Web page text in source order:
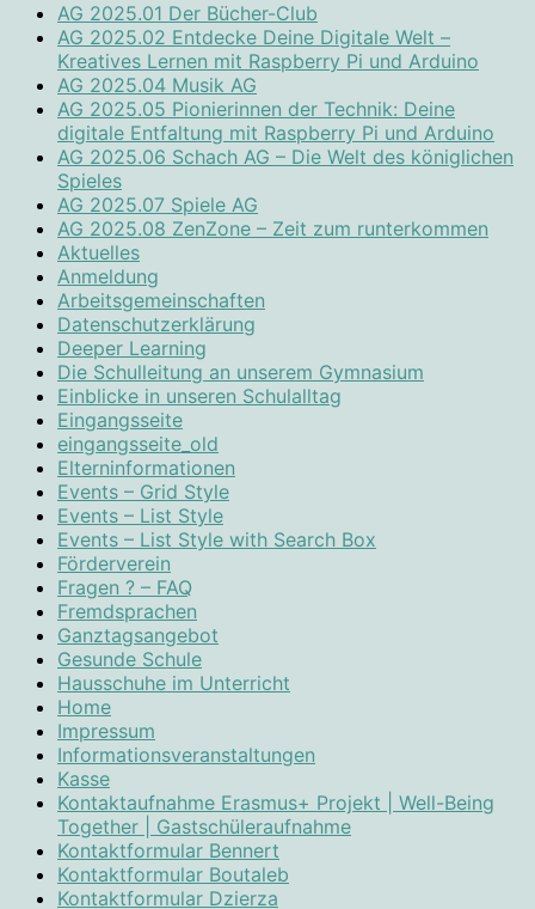
AG 2025.01 Der Bücher-Club
AG 2025.02 Entdecke Deine Digitale Welt –
Kreatives Lernen mit Raspberry Pi und Arduino
AG 2025.04 Musik AG
AG 2025.05 Pionierinnen der Technik: Deine
digitale Entfaltung mit Raspberry Pi und Arduino
AG 2025.06 Schach AG – Die Welt des königlichen
Spieles
AG 2025.07 Spiele AG
AG 2025.08 ZenZone – Zeit zum runterkommen
Aktuelles
Anmeldung
Arbeitsgemeinschaften
Datenschutzerklärung
Deeper Learning
Die Schulleitung an unserem Gymnasium
Einblicke in unseren Schulalltag
Eingangsseite
eingangsseite_old
Elterninformationen
Events – Grid Style
Events – List Style
Events – List Style with Search Box
Förderverein
Fragen ? – FAQ
Fremdsprachen
Ganztagsangebot
Gesunde Schule
Hausschuhe im Unterricht
Home
Impressum
Informationsveranstaltungen
Kasse
Kontaktaufnahme Erasmus+ Projekt | Well-Being
Together | Gastschüleraufnahme
Kontaktformular Bennert
Kontaktformular Boutaleb
Kontaktformular Dzierza